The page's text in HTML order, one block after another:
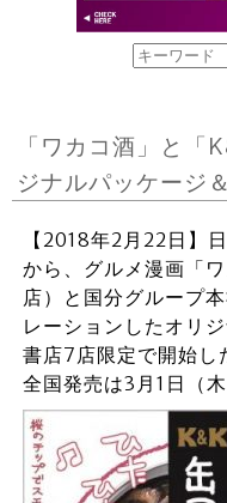
「ワカコ酒」と
ジナルパッケージ
【2018年2月22日】
から、グルメ漫画「
店）と国分グループ
レーションしたオリ
書店7店限定で開始し
全国発売は3月1日（木